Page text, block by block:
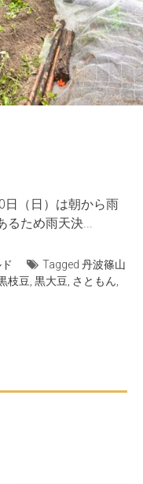
日（日）は朝から雨
るため雨天決...
Tagged 丹波篠山
枝豆 黒大豆 さともん